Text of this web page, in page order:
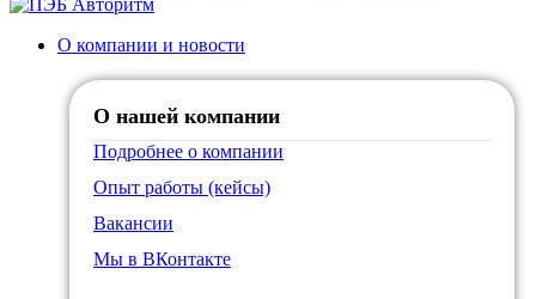
О компании и новости
О нашей компании
Подробнее о компании
Опыт работы (кейсы)
Вакансии
Мы в ВКонтакте